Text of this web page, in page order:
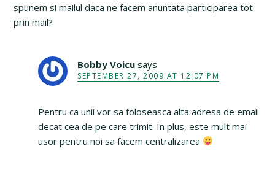
spunem si mailul daca ne facem anuntata participarea tot
prin mail?
Bobby Voicu says
SEPTEMBER 27, 2009 AT 12:07 PM
Pentru ca unii vor sa foloseasca alta adresa de email
decat cea de pe care trimit. In plus, este mult mai
usor pentru noi sa facem centralizarea